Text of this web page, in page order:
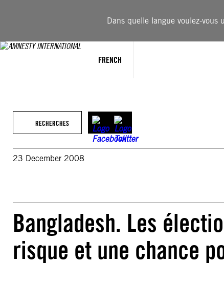
Dans quelle langue voulez-vous
FRENCH
RECHERCHES
23 December 2008
Bangladesh. Les
risque et une chance